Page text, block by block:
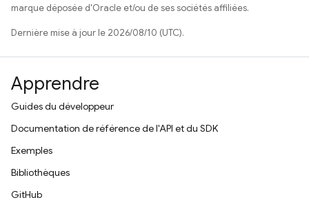
marque déposée d'Oracle et/ou de ses sociétés affiliées.
Dernière mise à jour le 2026/08/10 (UTC).
Apprendre
Guides du développeur
Documentation de référence de l'API et du SDK
Exemples
Bibliothèques
GitHub